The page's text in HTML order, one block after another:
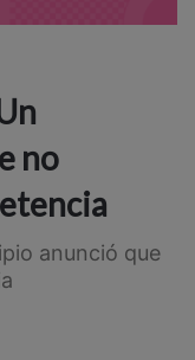
no
anunció que